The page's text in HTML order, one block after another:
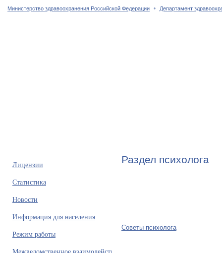
Министерство здравоохранения Российской Федерации • Департамент
Лицензии
Статистика
Новости
Информация для населения
Режим работы
Раздел психолога
Советы психолога